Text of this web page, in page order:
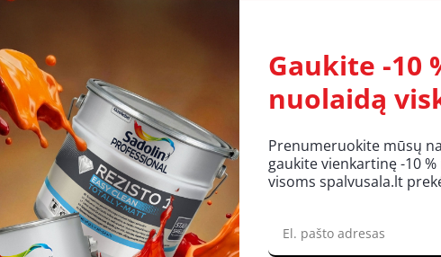
Užsakymą pateikus iki 14
atsiėmimas galimas
Į
Gaukite -10
nuolaidą
Prenumeruokite mūsų
gaukite vienkartinę -10
visoms spalvusala.lt